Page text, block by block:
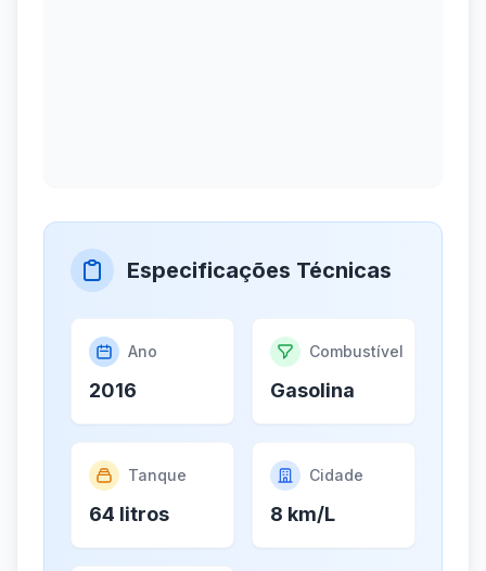
Especificações Técnicas
Ano
2016
Combustível
Gasolina
Tanque
64 litros
Cidade
8 km/L